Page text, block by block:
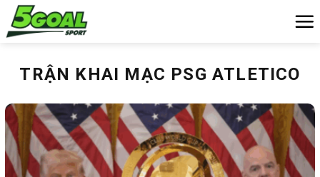
Chuyển
đến
TRẬN KHAI MẠC PSG ATLETICO